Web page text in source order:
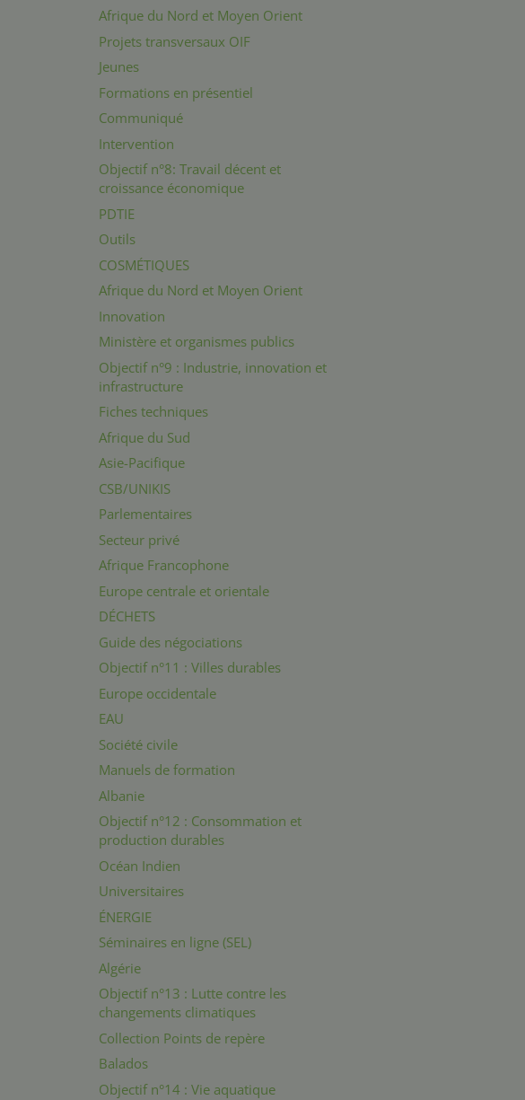
Afrique du Nord et Moyen Orient
Projets transversaux OIF
Jeunes
Formations en présentiel
Communiqué
Intervention
Objectif n°8: Travail décent et
croissance économique
PDTIE
Outils
COSMÉTIQUES
Afrique du Nord et Moyen Orient
Innovation
Ministère et organismes publics
Objectif n°9 : Industrie, innovation et
infrastructure
Fiches techniques
Afrique du Sud
Asie-Pacifique
CSB/UNIKIS
Parlementaires
Secteur privé
Afrique Francophone
Europe centrale et orientale
DÉCHETS
Guide des négociations
Objectif n°11 : Villes durables
Europe occidentale
EAU
Société civile
Manuels de formation
Albanie
Objectif n°12 : Consommation et
production durables
Océan Indien
Universitaires
ÉNERGIE
Séminaires en ligne (SEL)
Algérie
Objectif n°13 : Lutte contre les
changements climatiques
Collection Points de repère
Balados
Objectif n°14 : Vie aquatique